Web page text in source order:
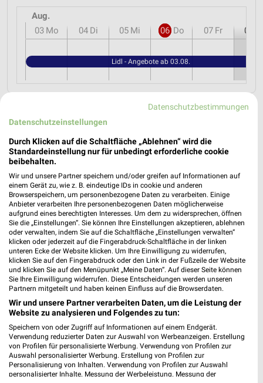
Aug.
03 Mo 04 Di 05 Mi 06 Do 07 Fr 08
Lidl - Angebote ab 03.08.
MEHR PROSPEKTE
weekli Magazin
Erlebe mit Lidl und Andre Agassi die neuesten Silvercrest Küchengeräte
17.04.2026
Mit Lidl Plus 3 für 2 - im laut DtGv besten Backshop
Datenschutzbestimmungen
Datenschutzeinstellungen
Durch Klicken auf die Schaltfläche „Ablehnen“ wird die
Standardeinstellung nur für unbedingt erforderliche cookie
beibehalten.
Wir und unsere Partner speichern und/oder greifen auf Informationen auf
einem Gerät zu, wie z. B. eindeutige IDs in cookie und anderen
Browserspeichern, um personenbezogene Daten zu verarbeiten. Einige
Anbieter verarbeiten Ihre personenbezogenen Daten möglicherweise
aufgrund eines berechtigten Interesses. Um dem zu widersprechen, öffnen
Sie die „Einstellungen“. Sie können Ihre Einstellungen akzeptieren, ablehnen
oder verwalten, indem Sie auf die Schaltfläche „Einstellungen verwalten“
klicken oder jederzeit auf die Fingerabdruck-Schaltfläche in der linken
unteren Ecke der Website klicken. Um Ihre Einwilligung zu widerrufen,
klicken Sie auf den Fingerabdruck oder den Link in der Fußzeile der Website
und klicken Sie auf den Menüpunkt „Meine Daten“. Auf dieser Seite können
Sie Ihre Einwilligung widerrufen. Diese Entscheidungen werden unseren
Partnern mitgeteilt und haben keinen Einfluss auf die Browserdaten.
Wir und unsere Partner verarbeiten Daten, um die Leistung der
Website zu analysieren und Folgendes zu tun:
Speichern von oder Zugriff auf Informationen auf einem Endgerät.
Verwendung reduzierter Daten zur Auswahl von Werbeanzeigen. Erstellung
von Profilen für personalisierte Werbung. Verwendung von Profilen zur
Auswahl personalisierter Werbung. Erstellung von Profilen zur
Personalisierung von Inhalten. Verwendung von Profilen zur Auswahl
personalisierter Inhalte. Messung der Werbeleistung. Messung der